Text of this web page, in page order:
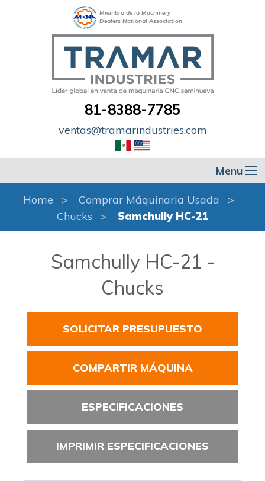
Miembro de la Machinery
Dealers National Association
81-8388-7785
ventas@tramarindustries.com
Menu
Home
Comprar Máquinaria Usada
Chucks
Samchully HC-21
Samchully HC-21 -
Chucks
SOLICITAR PRESUPUESTO
COMPARTIR MÁQUINA
ESPECIFICACIONES
IMPRIMIR ESPECIFICACIONES